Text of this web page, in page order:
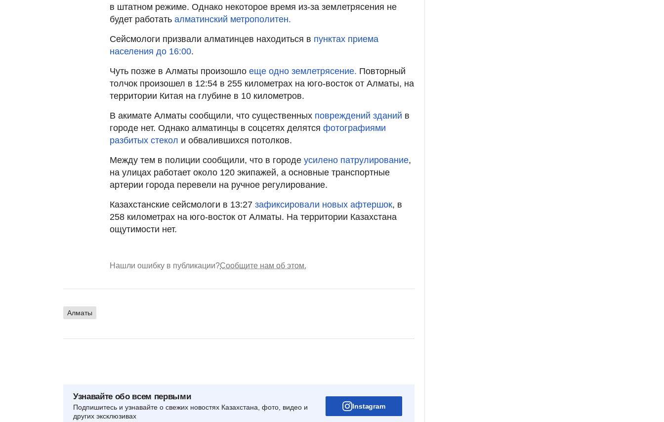
в штатном режиме. Однако некоторое время из-за землетрясения не
будет работать алматинский метрополитен.
Сейсмологи призвали алматинцев находиться в пунктах приема
населения до 16:00.
Чуть позже в Алматы произошло еще одно землетрясение. Повторный
толчок произошел в 12:54 в 255 километрах на юго-восток от Алматы, на
территории Китая на глубине в 10 километров.
В акимате Алматы сообщили, что существенных повреждений зданий в
городе нет. Однако алматинцы в соцсетях делятся фотографиями
разбитых стекол и обвалившихся потолков.
Между тем в полиции сообщили, что в городе усилено патрулирование,
на улицах работает около 120 экипажей, а основные транспортные
артерии города перевели на ручное регулирование.
Казахстанские сейсмологи в 13:27 зафиксировали новых афтершок, в
258 километрах на юго-восток от Алматы. На территории Казахстана
ощутимости нет.
Нашли ошибку в публикации?Сообщите нам об этом.
Алматы
Узнавайте обо всем первыми
Подпишитесь и узнавайте о свежих новостях Казахстана, фото, видео и
других эксклюзивах
Instagram